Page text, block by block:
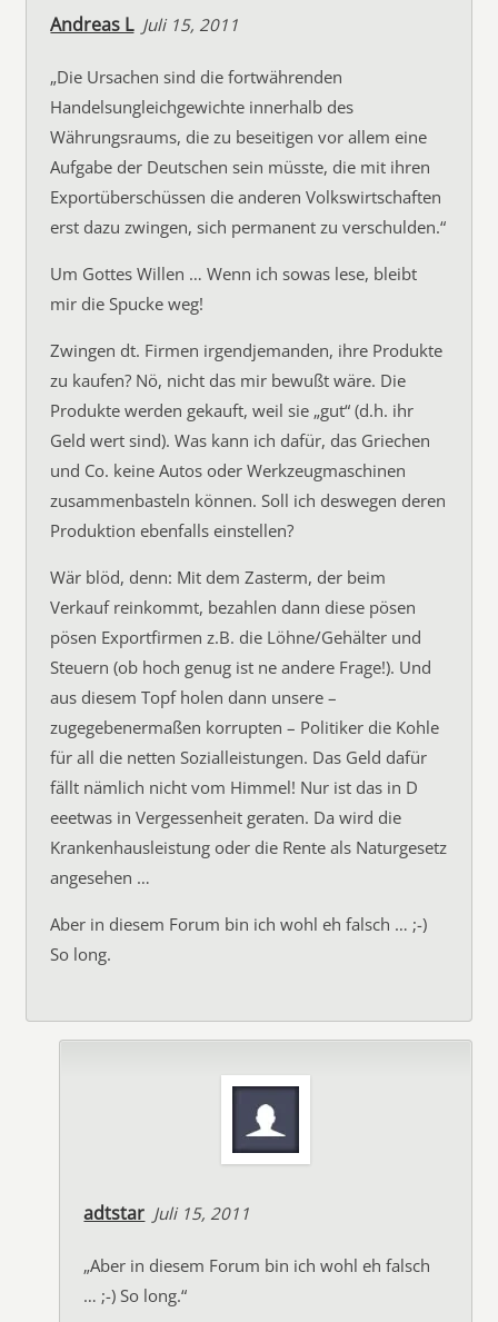
Andreas L Juli 15, 2011
„Die Ursachen sind die fortwährenden
Handelsungleichgewichte innerhalb des
Währungsraums, die zu beseitigen vor allem eine
Aufgabe der Deutschen sein müsste, die mit ihren
Exportüberschüssen die anderen Volkswirtschaften
erst dazu zwingen, sich permanent zu verschulden.“
Um Gottes Willen … Wenn ich sowas lese, bleibt
mir die Spucke weg!
Zwingen dt. Firmen irgendjemanden, ihre Produkte
zu kaufen? Nö, nicht das mir bewußt wäre. Die
Produkte werden gekauft, weil sie „gut“ (d.h. ihr
Geld wert sind). Was kann ich dafür, das Griechen
und Co. keine Autos oder Werkzeugmaschinen
zusammenbasteln können. Soll ich deswegen deren
Produktion ebenfalls einstellen?
Wär blöd, denn: Mit dem Zasterm, der beim
Verkauf reinkommt, bezahlen dann diese pösen
pösen Exportfirmen z.B. die Löhne/Gehälter und
Steuern (ob hoch genug ist ne andere Frage!). Und
aus diesem Topf holen dann unsere –
zugegebenermaßen korrupten – Politiker die Kohle
für all die netten Sozialleistungen. Das Geld dafür
fällt nämlich nicht vom Himmel! Nur ist das in D
eeetwas in Vergessenheit geraten. Da wird die
Krankenhausleistung oder die Rente als Naturgesetz
angesehen …
Aber in diesem Forum bin ich wohl eh falsch … ;-)
So long.
adtstar Juli 15, 2011
„Aber in diesem Forum bin ich wohl eh falsch
… ;-) So long.“